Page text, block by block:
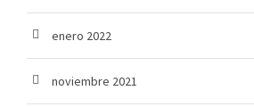
enero 2022
noviembre 2021